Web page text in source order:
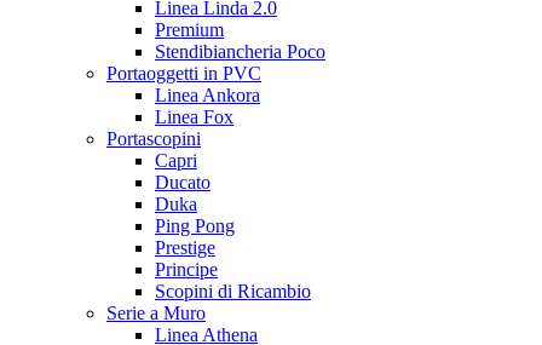
Linea Linda 2.0
Premium
Stendibiancheria Poco
Portaoggetti in PVC
Linea Ankora
Linea Fox
Portascopini
Capri
Ducato
Duka
Ping Pong
Prestige
Principe
Scopini di Ricambio
Serie a Muro
Linea Athena